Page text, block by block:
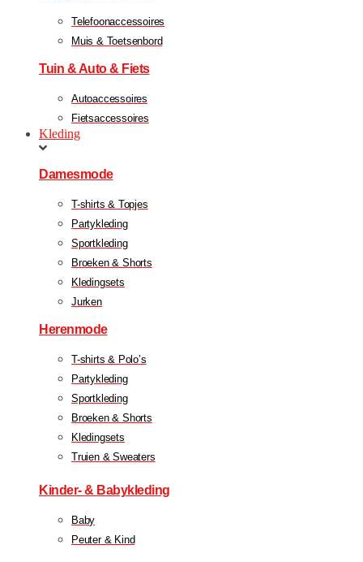
Telefoonaccessoires
Muis & Toetsenbord
Tuin & Auto & Fiets
Autoaccessoires
Fietsaccessoires
Kleding
Damesmode
T-shirts & Topjes
Partykleding
Sportkleding
Broeken & Shorts
Kledingsets
Jurken
Herenmode
T-shirts & Polo’s
Partykleding
Sportkleding
Broeken & Shorts
Kledingsets
Truien & Sweaters
Kinder- & Babykleding
Baby
Peuter & Kind